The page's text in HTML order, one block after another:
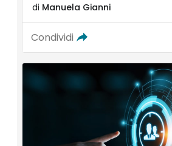
di Manuela Gianni
Condividi